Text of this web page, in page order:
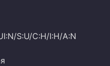
S:U/C:H/I:H/A:N